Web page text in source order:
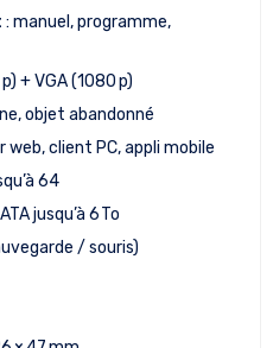
: manuel, programme,
+ VGA (1080 p)
objet abandonné
web, client PC, appli mobile
64
jusqu’à 6 To
/ souris)